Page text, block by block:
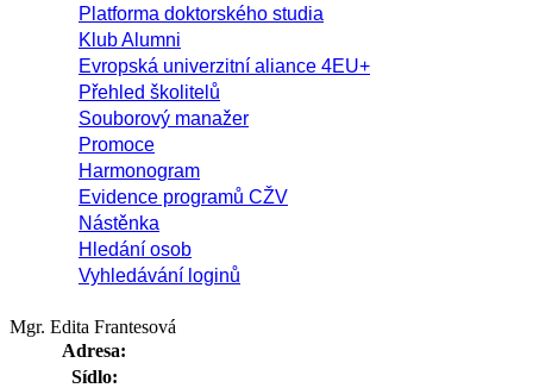
Platforma doktorského studia
Klub Alumni
Evropská univerzitní aliance 4EU+
Přehled školitelů
Souborový manažer
Promoce
Harmonogram
Evidence programů CŽV
Nástěnka
Hledání osob
Vyhledávání loginů
Mgr. Edita Frantesová
Adresa:
Sídlo: